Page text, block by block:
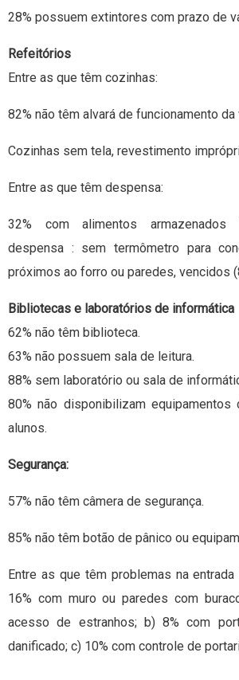
28% possuem extintores com prazo de
Refeitórios
Entre as que têm cozinhas:
82% não têm alvará de funcionamento
Cozinhas sem tela, revestimento
Entre as que têm despensa:
32% com alimentos armazenados
despensa : sem termômetro para
próximos ao forro ou paredes, vencidos
Bibliotecas e laboratórios de informática
62% não têm biblioteca.
63% não possuem sala de leitura.
88% sem laboratório ou sala de
80% não disponibilizam equipamentos
alunos.
Segurança:
57% não têm câmera de segurança.
85% não têm botão de pânico ou
Entre as que têm problemas na
16% com muro ou paredes com
acesso de estranhos; b) 8% com
danificado; c) 10% com controle de